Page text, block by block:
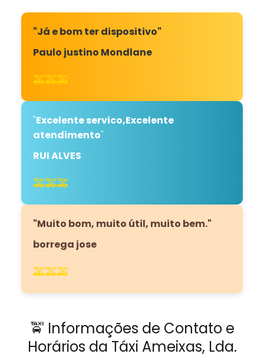
"Já e bom ter dispositivo"
Paulo justino Mondlane
🚕🚕🚕
"Excelente servico,Excelente
atendimento"
RUI ALVES
🚕🚕🚕
"Muito bom, muito útil, muito bem."
borrega jose
🚕🚕🚕
🚖 Informações de Contato e
Horários da Táxi Ameixas, Lda.